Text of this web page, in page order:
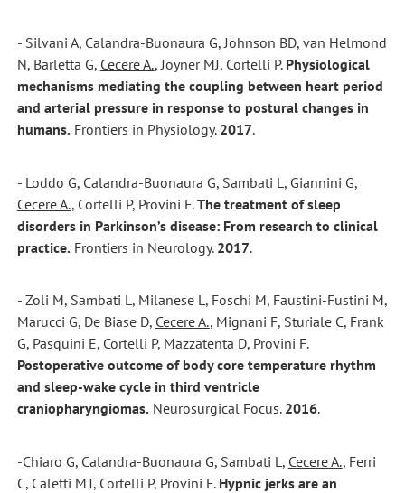
- Silvani A, Calandra-Buonaura G, Johnson BD, van Helmond
N, Barletta G, Cecere A., Joyner MJ, Cortelli P. Physiological
mechanisms mediating the coupling between heart period
and arterial pressure in response to postural changes in
humans. Frontiers in Physiology. 2017.
- Loddo G, Calandra-Buonaura G, Sambati L, Giannini G,
Cecere A., Cortelli P, Provini F.The treatment of sleep
disorders in Parkinson’s disease: From research to clinical
practice. Frontiers in Neurology. 2017.
- Zoli M, Sambati L, Milanese L, Foschi M, Faustini-Fustini M,
Marucci G, De Biase D, Cecere A., Mignani F, Sturiale C, Frank
G, Pasquini E, Cortelli P, Mazzatenta D, Provini F.
Postoperative outcome of body core temperature rhythm
and sleep-wake cycle in third ventricle
craniopharyngiomas. Neurosurgical Focus. 2016.
-Chiaro G, Calandra-Buonaura G, Sambati L, Cecere A., Ferri
C, Caletti MT, Cortelli P, Provini F. Hypnic jerks are an